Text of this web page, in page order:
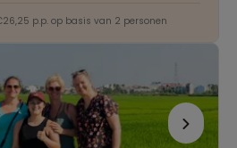
p.p. op basis van 2 personen